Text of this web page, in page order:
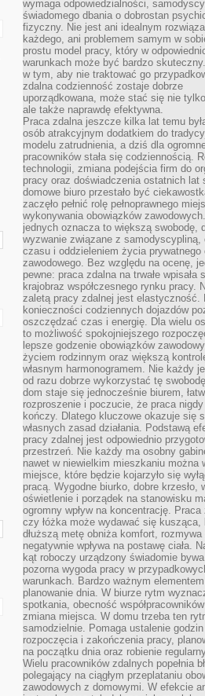
wymaga odpowiedzialności,
świadomego dbania o dobrostan
fizyczny. Nie jest ani idealnym
każdego, ani problemem samym w
prostu model pracy, który w
warunkach może być bardzo
w tym, aby nie traktować go
zdalna codzienność zostaje dobrze
uporządkowana, może stać się nie
ale także naprawdę efektywna.
Praca zdalna jeszcze kilka lat temu
osób atrakcyjnym dodatkiem do
modelu zatrudnienia, a dziś dla
pracowników stała się codziennością.
technologii, zmiana podejścia firm do
pracy oraz doświadczenia ostatnich lat
domowe biuro przestało być
zaczęło pełnić rolę pełnoprawnego
wykonywania obowiązków
jednych oznacza to większą swobodę,
wyzwanie związane z samodyscypliną,
czasu i oddzieleniem życia prywatnego
zawodowego. Bez względu na ocenę,
pewne: praca zdalna na trwałe wpisała
krajobraz współczesnego rynku pracy.
zaletą pracy zdalnej jest elastyczność.
konieczności codziennych dojazdów
oszczędzać czas i energię. Dla wielu
to możliwość spokojniejszego
lepsze godzenie obowiązków
życiem rodzinnym oraz większą
własnym harmonogramem. Nie każdy
od razu dobrze wykorzystać tę
dom staje się jednocześnie biurem,
rozproszenie i poczucie, że praca
kończy. Dlatego kluczowe okazuje się
własnych zasad działania. Podstawą
pracy zdalnej jest odpowiednio
przestrzeń. Nie każdy ma osobny
nawet w niewielkim mieszkaniu można
miejsce, które będzie kojarzyło się
pracą. Wygodne biurko, dobre krzesło,
oświetlenie i porządek na stanowisku
ogromny wpływ na koncentrację.
czy łóżka może wydawać się kusząca,
dłuższą metę obniża komfort, rozmywa
negatywnie wpływa na postawę ciała.
kąt roboczy urządzony świadomie
pozorna wygoda pracy w
warunkach. Bardzo ważnym
planowanie dnia. W biurze rytm
spotkania, obecność
zmiana miejsca. W domu trzeba ten
samodzielnie. Pomaga ustalenie godzin
rozpoczęcia i zakończenia pracy,
na początku dnia oraz robienie
Wielu pracowników zdalnych popełnia
polegający na ciągłym przeplataniu
zawodowych z domowymi. W efekcie